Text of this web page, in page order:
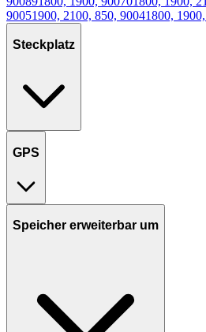
90051900, 2100, 850, 90041800,
Steckplatz
GPS
Speicher erweiterbar um